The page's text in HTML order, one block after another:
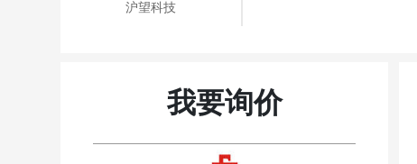
沪望科技
我要询价